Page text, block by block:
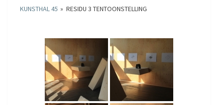
KUNSTHAL 45 » RESIDU 3 TENTOONSTELLING